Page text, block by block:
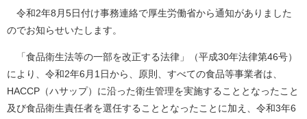
令和2年8月5日付け事務連絡で厚生労働省から通知がありました
のでお知らせいたします。
「食品衛生法等の一部を改正する法律」（平成30年法律第46号）
により、令和2年6月1日から、原則、すべての食品等事業者は、
HACCP（ハサップ）に沿った衛生管理を実施することとなったこと
及び食品衛生責任者を選任することとなったことに加え、令和3年6